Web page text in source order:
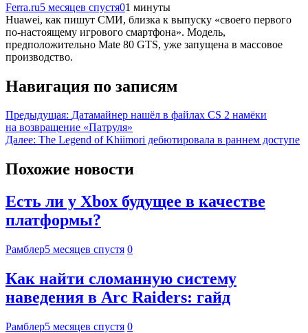
Ferra.ru5 месяцев спустя01 минуты
Huawei, как пишут СМИ, близка к выпуску «своего первого
по-настоящему игрового смартфона». Модель,
предположительно Mate 80 GTS, уже запущена в массовое
производство.
Навигация по записям
Предыдущая: Датамайнер нашёл в файлах CS 2 намёки
на возвращение «Патруля»
Далее: The Legend of Khiimori дебютировала в раннем доступе
Похожие новости
Есть ли у Xbox будущее в качестве
платформы?
Рамблер5 месяцев спустя 0
Как найти сломанную систему
наведения в Arc Raiders: гайд
Рамблер5 месяцев спустя 0